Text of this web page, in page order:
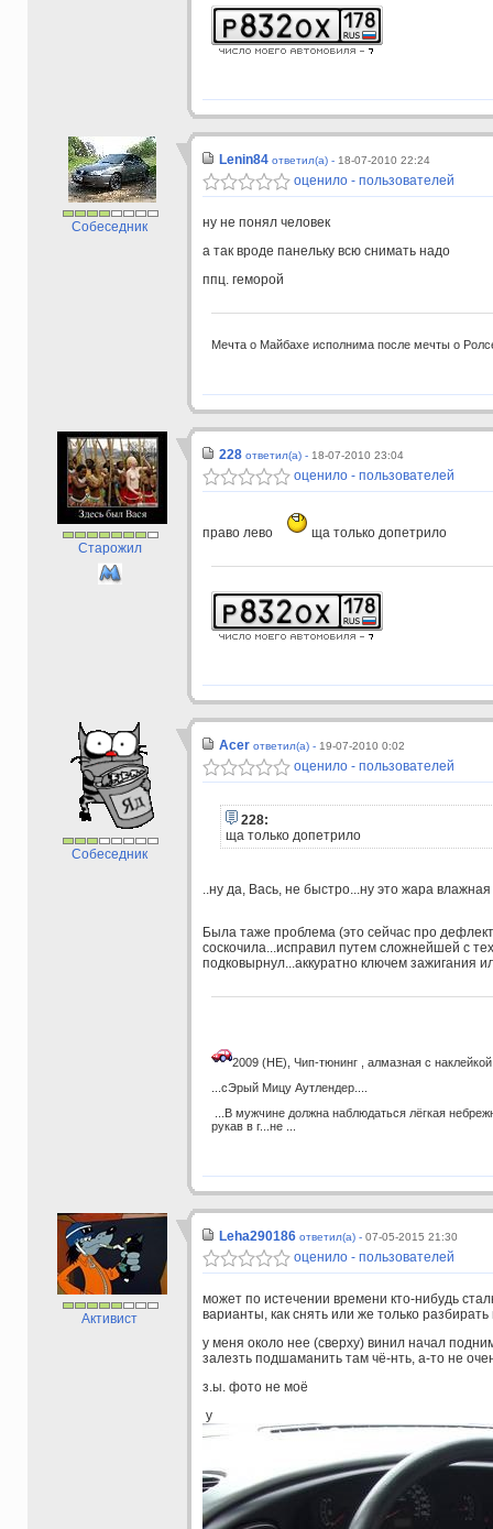
Собеседник
Lenin84 ответил(а) - 18-07-2010 22:24
оценило - пользователей
ну не понял человек
а так вроде панельку всю снимать надо
ппц. геморой
Мечта о Майбахе исполнима после мечты о
Старожил
228 ответил(а) - 18-07-2010 23:04
оценило - пользователей
право лево ща только допетрило
Собеседник
Acer ответил(а) - 19-07-2010 0:02
оценило - пользователей
228:
ща только допетрило
..ну да, Вась, не быстро...ну это жара
Была таже проблема (это сейчас про
соскочила...исправил путем сложнейшей с
подковырнул...аккуратно ключем зажигания
2009 (НЕ), Чип-тюнинг , алмазная с
...сЭрый Мицу Аутлендер....
...В мужчине должна наблюдаться лёгкая
рукав в г...не ...
Активист
Leha290186 ответил(а) - 07-05-2015 21:30
оценило - пользователей
может по истечении времени кто-нибудь
варианты, как снять или же только
у меня около нее (сверху) винил начал
залезть подшаманить там чё-нть, а-то не
з.ы. фото не моё
у